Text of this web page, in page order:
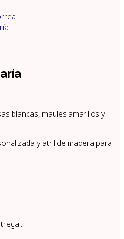
blancas, maules amarillos y
y atril de madera para